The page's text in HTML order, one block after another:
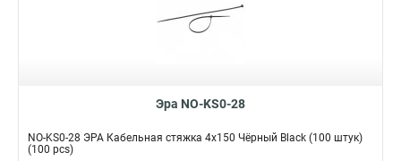
Эра NO-KS0-28
NO-KS0-28 ЭРА Кабельная стяжка 4х150 Чёрный Black (100 штук)
(100 pcs)